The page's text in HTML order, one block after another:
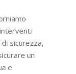
sicurezza,
un
e